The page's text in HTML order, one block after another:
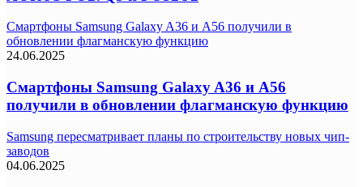
Смартфоны Samsung Galaxy A36 и A56 получили в
обновлении флагманскую функцию
24.06.2025
Смартфоны Samsung Galaxy A36 и A56
получили в обновлении флагманскую функцию
Samsung пересматривает планы по строительству новых чип-
заводов
04.06.2025